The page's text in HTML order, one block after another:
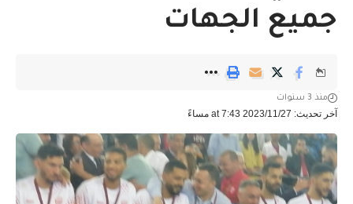
جميع الجهات
آخر تحديث: 2023/11/27 at 7:43 مساءً
منذ 3 سنوات